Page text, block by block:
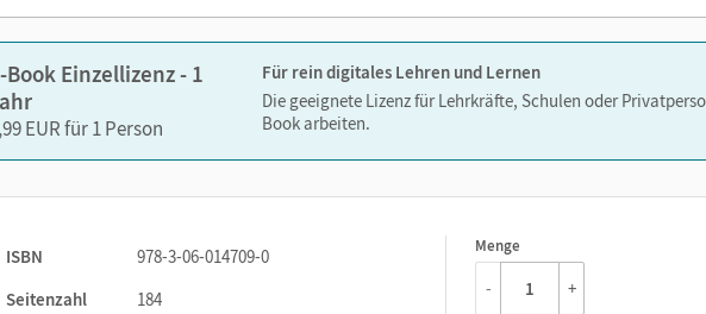
Book Einzellizenz - 1
EUR für 1 Person
Für rein digitales Lehren und Lernen
Die geeignete Lizenz für Lehrkräfte, Schulen oder
Book arbeiten.
ISBN
978-3-06-014709-0
Seitenzahl
184
Menge
1
- +